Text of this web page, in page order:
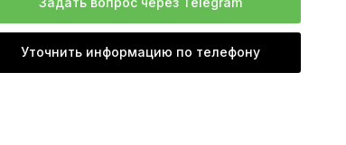
Уточнить информацию по телефону